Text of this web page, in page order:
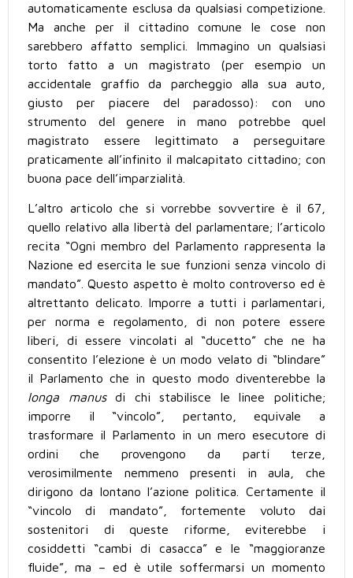
automaticamente esclusa da qualsiasi competizione.
Ma anche per il cittadino comune le cose non
sarebbero affatto semplici. Immagino un qualsiasi
torto fatto a un magistrato (per esempio un
accidentale graffio da parcheggio alla sua auto,
giusto per piacere del paradosso): con uno
strumento del genere in mano potrebbe quel
magistrato essere legittimato a perseguitare
praticamente all’infinito il malcapitato cittadino; con
buona pace dell’imparzialità.
L’altro articolo che si vorrebbe sovvertire è il 67,
quello relativo alla libertà del parlamentare; l’articolo
recita “Ogni membro del Parlamento rappresenta la
Nazione ed esercita le sue funzioni senza vincolo di
mandato”. Questo aspetto è molto controverso ed è
altrettanto delicato. Imporre a tutti i parlamentari,
per norma e regolamento, di non potere essere
liberi, di essere vincolati al “ducetto” che ne ha
consentito l’elezione è un modo velato di “blindare”
il Parlamento che in questo modo diventerebbe la
longa manusdi chi stabilisce le linee politiche;
imporre il “vincolo”, pertanto, equivale a
trasformare il Parlamento in un mero esecutore di
ordini che provengono da parti terze,
verosimilmente nemmeno presenti in aula, che
dirigono da lontano l’azione politica. Certamente il
“vincolo di mandato”, fortemente voluto dai
sostenitori di queste riforme, eviterebbe i
cosiddetti “cambi di casacca” e le “maggioranze
fluide”, ma – ed è utile soffermarsi un momento